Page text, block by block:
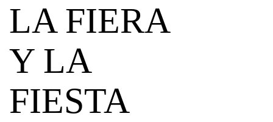
LA FIERA
Y LA
FIESTA